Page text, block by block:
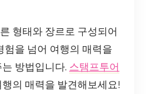
형태와 장르로 구성되어
험을 넘어 여행의 매력을
방법입니다. 스탬프투어
의 매력을 발견해보세요!